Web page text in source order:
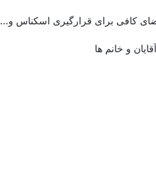
کافی برای قرارگیری اسکناس و...
و خانم ها